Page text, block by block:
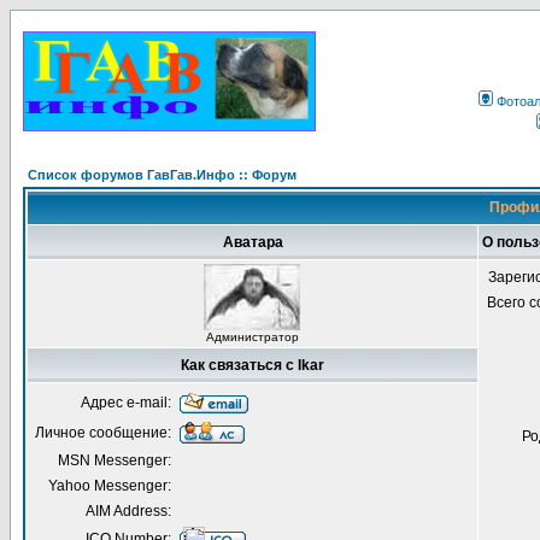
Список форумов ГавГав.Инфо :: Форум
Аватара О
Администратор
Всего
Как связаться с Ikar
Адрес e-mail:
Личное сообщение:
MSN Messenger:
Yahoo Messenger:
AIM Address: